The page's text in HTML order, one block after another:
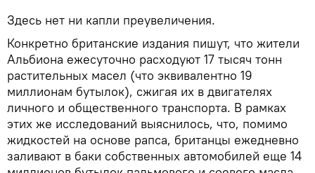
Здесь нет ни капли преувеличения.
Конкретно британские издания пишут, что жители
Альбиона ежесуточно расходуют 17 тысяч тонн
растительных масел (что эквивалентно 19
миллионам бутылок), сжигая их в двигателях
личного и общественного транспорта. В рамках
этих же исследований выяснилось, что, помимо
жидкостей на основе рапса, британцы ежедневно
заливают в баки собственных автомобилей еще 14